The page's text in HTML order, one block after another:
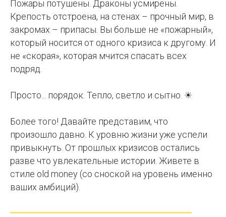
Пожары потушены. Драконы усмирены.
Крепость отстроена, на стенах – прочный мир, в
закромах – припасы. Вы больше не «пожарный»,
который носится от одного кризиса к другому. И
не «скорая», которая мчится спасать всех
подряд.
Просто... порядок. Тепло, светло и сытно. ☀
Более того! Давайте представим, что
произошло давно. К уровню жизни уже успели
привыкнуть. От прошлых кризисов остались
разве что увлекательные истории. Живете в
стиле old money (со сноской на уровень именно
ваших амбиций).